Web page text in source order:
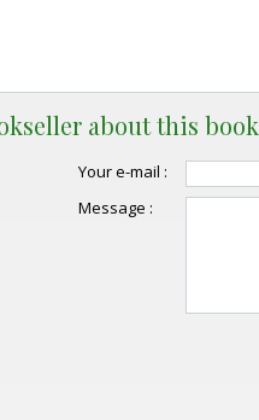
about this book
Your e-mail :
Message :